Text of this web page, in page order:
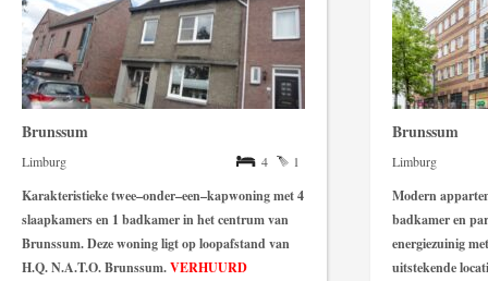
Brunssum
4 1
Limburg
Karakteristieketwee–onder–een–kapwoningmet4
slaapkamersen 1 badkamerinhetcentrumvan
Brunssum.Dezewoningligtoploopafstandvan
H.Q.N.A.T.O.Brunssum.VERHUURD
Brunssum
Limburg
Modern
badkameren
energiezuinigmet
uitstekende